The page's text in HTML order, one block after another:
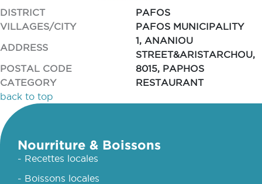
DISTRICT
PAFOS
VILLAGES/CITY
PAFOS MUNICIPALITY
ADDRESS
1, ANANIOU
STREET&ARISTARCHOU,
POSTAL CODE
8015, PAPHOS
CATEGORY
RESTAURANT
back to top
Nourriture & Boissons
- Recettes locales
- Boissons locales